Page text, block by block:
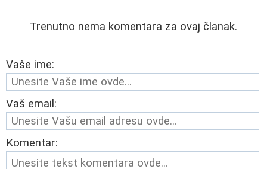
Trenutno nema komentara za ovaj članak.
Vaše ime:
Vaš email:
Komentar: